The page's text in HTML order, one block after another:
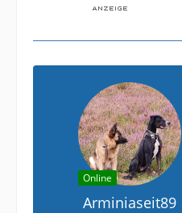
Online
Arminiaseit89